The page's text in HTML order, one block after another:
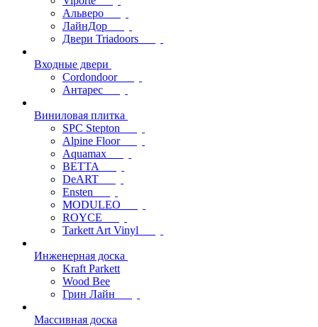
Альверо
ЛайнДор
Двери Triadoors
Входные двери
Cordondoor
Антарес
Виниловая плитка
SPC Stepton
Alpine Floor
Aquamax
BETTA
DeART
Ensten
MODULEO
ROYCE
Tarkett Art Vinyl
Инженерная доска
Kraft Parkett
Wood Bee
Грин Лайн
Массивная доска